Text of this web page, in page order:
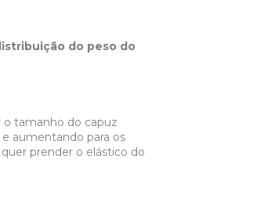
do peso do
o tamanho do capuz
aumentando para os
prender o elástico do